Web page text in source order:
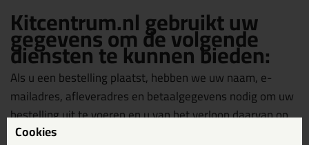
Kitcentrum.nl gebruikt uw
gegevens om de volgende
diensten te kunnen bieden:
Als u een bestelling plaatst, hebben we uw naam, e-
mailadres, afleveradres en betaalgegevens nodig om uw
bestelling uit te voeren en u van het verloop daarvan op
de hoogte te houden.
Cookies